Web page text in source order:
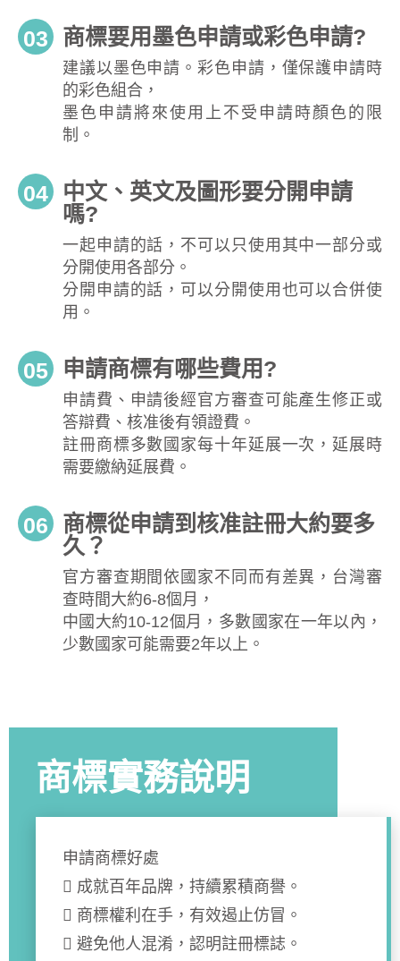
03 商標要用墨色申請或彩色申請?
建議以墨色申請。彩色申請，僅保護申請時
的彩色組合，
墨色申請將來使用上不受申請時顏色的限
制。
04
中文、英文及圖形要分開申請
嗎?
一起申請的話，不可以只使用其中一部分或
分開使用各部分。
分開申請的話，可以分開使用也可以合併使
用。
05 申請商標有哪些費用?
申請費、申請後經官方審查可能產生修正或
答辯費、核准後有領證費。
註冊商標多數國家每十年延展一次，延展時
需要繳納延展費。
06
商標從申請到核准註冊大約要多
久？
官方審查期間依國家不同而有差異，台灣審
查時間大約6-8個月，
中國大約10-12個月，多數國家在一年以內，
少數國家可能需要2年以上。
商標實務說明
申請商標好處
 成就百年品牌，持續累積商譽。
 商標權利在手，有效遏止仿冒。
 避免他人混淆，認明註冊標誌。